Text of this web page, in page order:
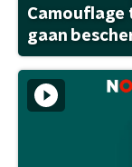
gaan